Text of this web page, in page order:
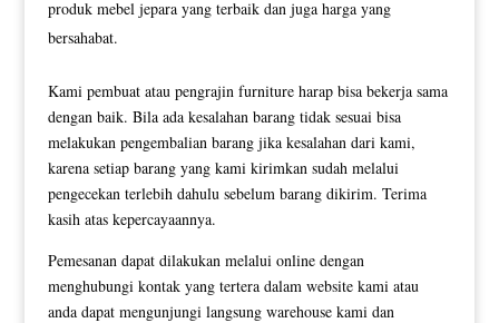
produk mebel jepara yang terbaik dan juga harga yang
bersahabat.
Kami pembuat atau pengrajin furniture harap bisa bekerja sama
dengan baik. Bila ada kesalahan barang tidak sesuai bisa
melakukan pengembalian barang jika kesalahan dari kami,
karena setiap barang yang kami kirimkan sudah melalui
pengecekan terlebih dahulu sebelum barang dikirim. Terima
kasih atas kepercayaannya.
Pemesanan dapat dilakukan melalui online dengan
menghubungi kontak yang tertera dalam website kami atau
anda dapat mengunjungi langsung warehouse kami dan